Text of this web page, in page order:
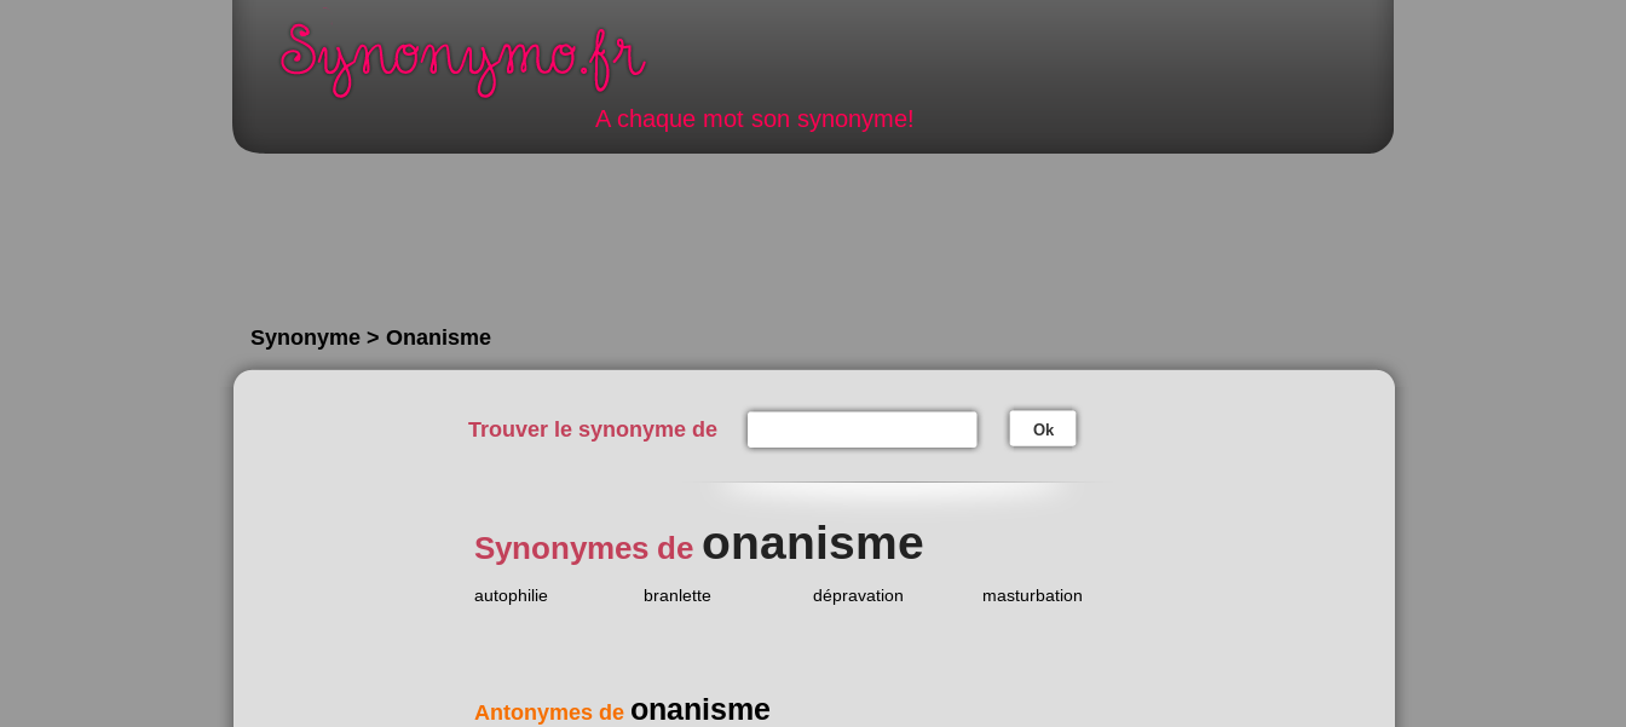
A chaque mot son synonyme!
Synonyme > Onanisme
Trouver le synonyme de Ok
Synonymes de onanisme
autophilie branlette dépravation masturbation
Antonymes de onanisme